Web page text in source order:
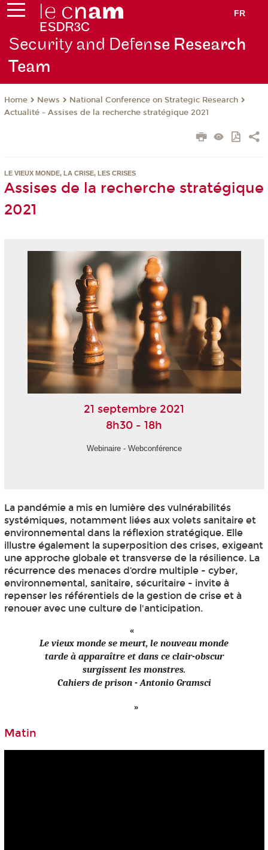
FR
Security and Defense Research
Team
Home News
National Conference on Strategic Research
Actualité - Assises de la recherche stratégique 2021
LE VIEUX MONDE, LA CRISE, LES CRISES
Assises de la recherche stratégique
2021
21 septembre 2021
8h30 - 18h
Webinaire - Webconférence
La pandémie a mis en lumière des vulnérabilités
systémiques, notamment liées aux volets sanitaire et
environnemental dans la réflexion stratégique. Elle
illustre également la superposition des crises, exigeant
une approche globale et transverse de la résilience. La
récurrence des menaces d’ordre multiple - cyber,
environnemental, sanitaire, sécuritaire - invite à
repenser les référentiels de la gestion de crise et à
renouer avec une culture de l'anticipation.
Le vieux monde se meurt, le nouveau monde
tarde à apparaître et dans ce clair-obscur
surgissent les monstres.
Cahiers de prison - Antonio Gramsci
Matin